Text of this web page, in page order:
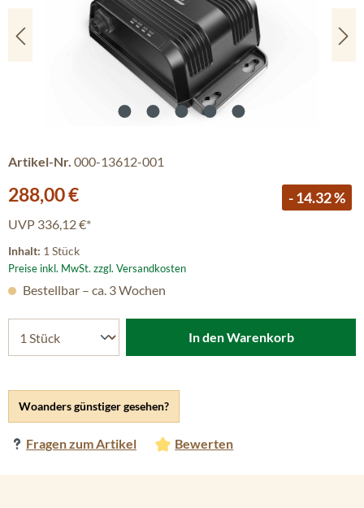
Artikel-Nr. 000-13612-001
Verkaufspreis:
288,00 € - 14.32 %
UVP 336,12 €*
Inhalt: 1 Stück
Preise inkl. MwSt. zzgl. Versandkosten
Woanders günstiger gesehen?
Fragen zum Artikel Bewerten
Bestellbar – ca. 3 Wochen
In den Warenkorb